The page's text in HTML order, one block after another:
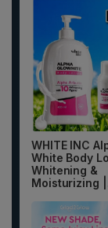
WHITE INC
White Body
Whitening &
Moisturizing